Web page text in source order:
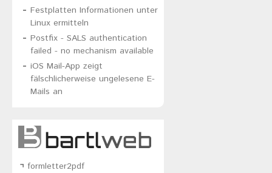
Festplatten Informationen unter
Linux ermitteln
Postfix - SALS authentication
failed - no mechanism available
iOS Mail-App zeigt
fälschlicherweise ungelesene E-
Mails an
formletter2pdf